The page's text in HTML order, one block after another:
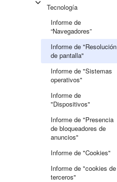
Tecnología
Informe de
“Navegadores”
Informe de "Resolución
de pantalla"
Informe de "Sistemas
operativos"
Informe de
"Dispositivos"
Informe de "Presencia
de bloqueadores de
anuncios"
Informe de "Cookies"
Informe de "cookies de
terceros"